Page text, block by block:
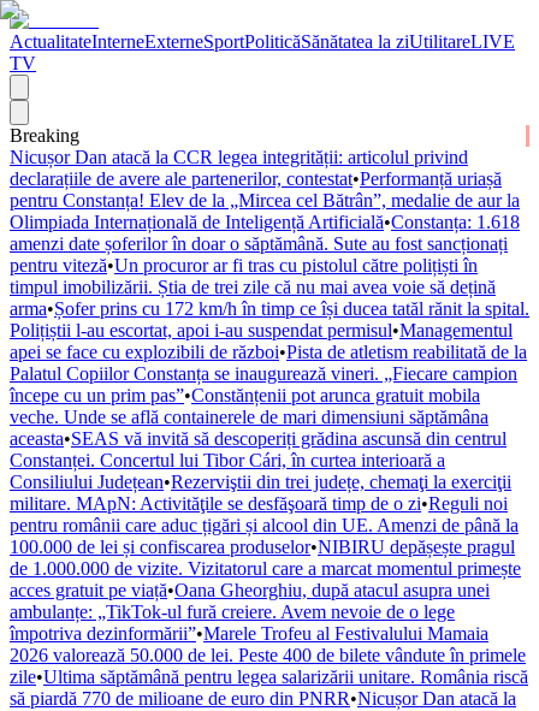
ActualitateInterneExterneSportPoliticăSănătatea la ziUtilitareLIVE
TV
Breaking
Nicușor Dan atacă la CCR legea integrității: articolul privind
declarațiile de avere ale partenerilor, contestat•Performanță uriașă
pentru Constanța! Elev de la „Mircea cel Bătrân”, medalie de aur la
Olimpiada Internațională de Inteligență Artificială•Constanța: 1.618
amenzi date șoferilor în doar o săptămână. Sute au fost sancționați
pentru viteză•Un procuror ar fi tras cu pistolul către polițiști în
timpul imobilizării. Știa de trei zile că nu mai avea voie să dețină
arma•Șofer prins cu 172 km/h în timp ce își ducea tatăl rănit la spital.
Polițiștii l-au escortat, apoi i-au suspendat permisul•Managementul
apei se face cu explozibili de război•Pista de atletism reabilitată de la
Palatul Copiilor Constanța se inaugurează vineri. „Fiecare campion
începe cu un prim pas”•Constănțenii pot arunca gratuit mobila
veche. Unde se află containerele de mari dimensiuni săptămâna
aceasta•SEAS vă invită să descoperiți grădina ascunsă din centrul
Constanței. Concertul lui Tibor Cári, în curtea interioară a
Consiliului Județean•Rezerviştii din trei județe, chemaţi la exerciţii
militare. MApN: Activităţile se desfăşoară timp de o zi•Reguli noi
pentru românii care aduc țigări și alcool din UE. Amenzi de până la
100.000 de lei și confiscarea produselor•NIBIRU depășește pragul
de 1.000.000 de vizite. Vizitatorul care a marcat momentul primește
acces gratuit pe viață•Oana Gheorghiu, după atacul asupra unei
ambulanțe: „TikTok-ul fură creiere. Avem nevoie de o lege
împotriva dezinformării”•Marele Trofeu al Festivalului Mamaia
2026 valorează 50.000 de lei. Peste 400 de bilete vândute în primele
zile•Ultima săptămână pentru legea salarizării unitare. România riscă
să piardă 770 de milioane de euro din PNRR•Nicușor Dan atacă la